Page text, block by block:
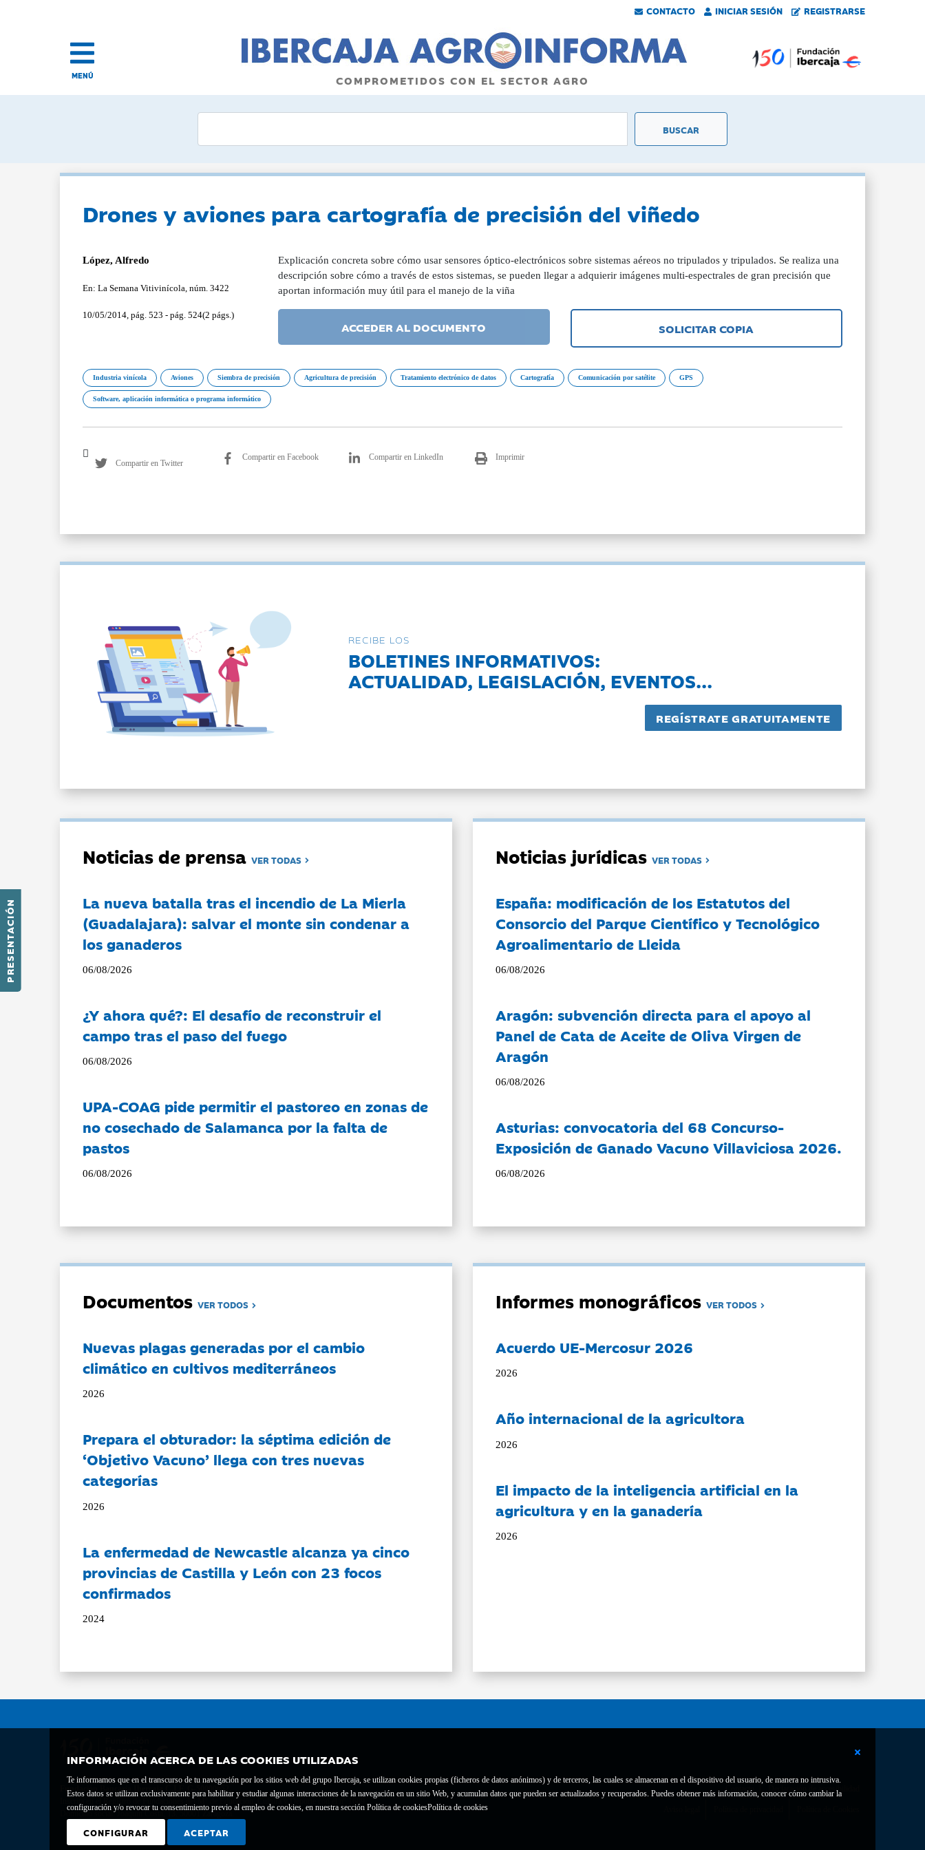
CONTACTO INICIAR SESIÓN REGISTRARSE
PRESENTACIÓN
MENÚ COMPROMETIDOS CON EL SECTOR AGRO
INFORMACIÓN ACERCA DE LAS COOKIES UTILIZADAS
Te informamos que en el transcurso de tu navegación por los sitios web del grupo Ibercaja, se utilizan cookies propias (ficheros de datos anónimos) y de terceros, las cuales se almacenan en el dispositivo del usuario, de manera no intrusiva.
Estos datos se utilizan exclusivamente para habilitar y estudiar algunas interacciones de la navegación en un sitio Web, y acumulan datos que pueden ser actualizados y recuperados. Puedes obtener más información, conocer cómo cambiar la
configuración y/o revocar tu consentimiento previo al empleo de cookies, en nuestra sección Política de cookiesPolítica de cookies
CONFIGURAR ACEPTAR
Drones y aviones para cartografía de precisión del viñedo
López, Alfredo
En: La Semana Vitivinícola, núm. 3422
10/05/2014, pág. 523 - pág. 524(2 págs.)
Explicación concreta sobre cómo usar sensores óptico-electrónicos sobre sistemas aéreos no tripulados y tripulados. Se realiza una
descripción sobre cómo a través de estos sistemas, se pueden llegar a adquierir imágenes multi-espectrales de gran precisión que
aportan información muy útil para el manejo de la viña
ACCEDER AL DOCUMENTO SOLICITAR COPIA
Industria vinícola Aviones Siembra de precisión Agricultura de precisión Tratamiento electrónico de datos Cartografía Comunicación por satélite GPS
Software, aplicación informática o programa informático
Compartir en Twitter
Compartir en Facebook Compartir en LinkedIn Imprimir
RECIBE LOS
BOLETINES INFORMATIVOS:
ACTUALIDAD, LEGISLACIÓN, EVENTOS...
Noticias de prensaVER TODAS
La nueva batalla tras el incendio de La Mierla
(Guadalajara): salvar el monte sin condenar a
los ganaderos
06/08/2026
¿Y ahora qué?: El desafío de reconstruir el
campo tras el paso del fuego
06/08/2026
UPA-COAG pide permitir el pastoreo en zonas de
no cosechado de Salamanca por la falta de
pastos
06/08/2026
Noticias jurídicasVER TODAS
España: modificación de los Estatutos del
Consorcio del Parque Científico y Tecnológico
Agroalimentario de Lleida
06/08/2026
Aragón: subvención directa para el apoyo al
Panel de Cata de Aceite de Oliva Virgen de
Aragón
06/08/2026
Asturias: convocatoria del 68 Concurso-
Exposición de Ganado Vacuno Villaviciosa 2026.
06/08/2026
DocumentosVER TODOS
Nuevas plagas generadas por el cambio
climático en cultivos mediterráneos
2026
Prepara el obturador: la séptima edición de
‘Objetivo Vacuno’ llega con tres nuevas
categorías
2026
La enfermedad de Newcastle alcanza ya cinco
provincias de Castilla y León con 23 focos
confirmados
2024
Informes monográficosVER TODOS
Acuerdo UE-Mercosur 2026
2026
Año internacional de la agricultora
2026
El impacto de la inteligencia artificial en la
agricultura y en la ganadería
2026
Fundación Bancaria Ibercaja C.I.F. G-50000652.
Inscrita en el Registro de Fundaciones del Mº de Educación, Cultura y Deporte con el nº 1689.
Domicilio social: Joaquín Costa, 13. 50001 Zaragoza.
Contacto Declaración de accesibilidad